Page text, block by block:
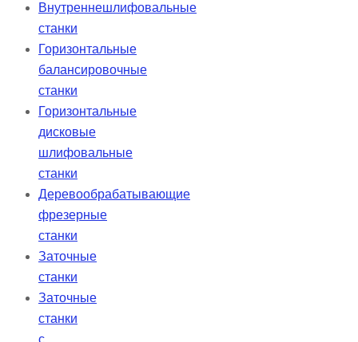
Внутреннешлифовальные
станки
Горизонтальные
балансировочные
станки
Горизонтальные
дисковые
шлифовальные
станки
Деревообрабатывающие
фрезерные
станки
Заточные
станки
Заточные
станки